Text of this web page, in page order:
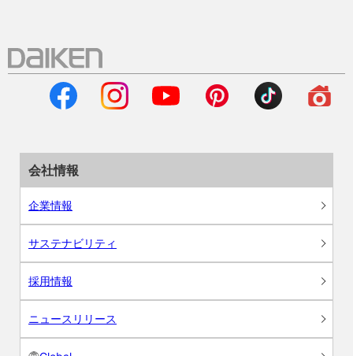
会社情報
企業情報
サステナビリティ
採用情報
ニュースリリース